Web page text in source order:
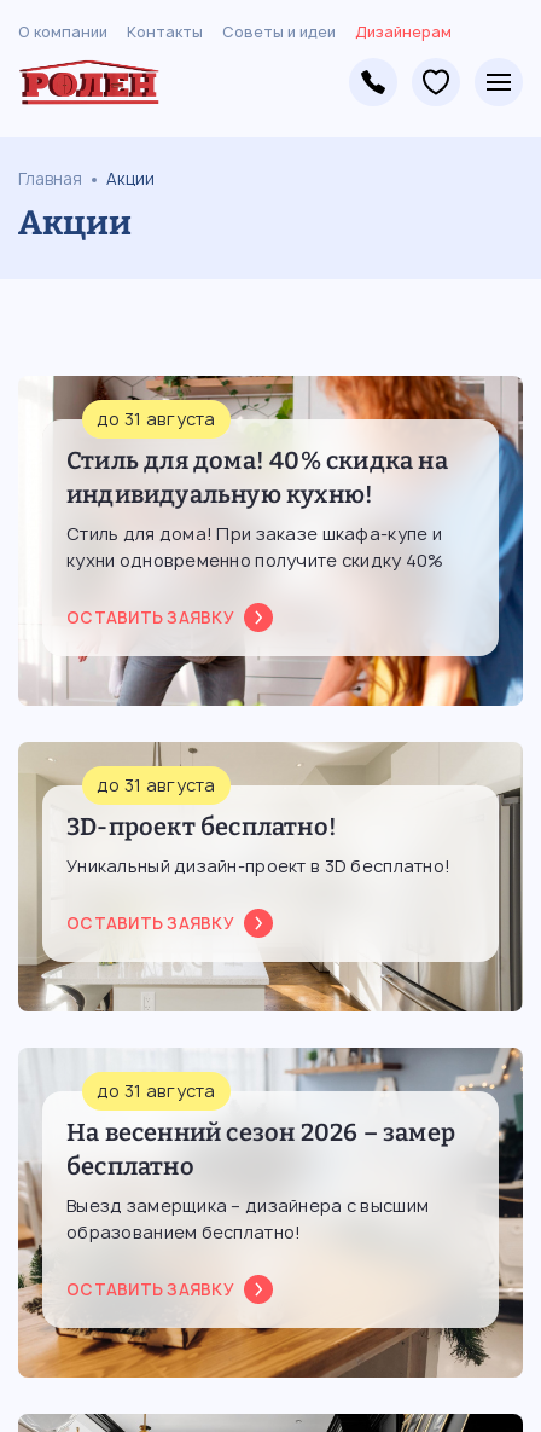
О компании Контакты Советы и идеи Дизайнерам
Главная Акции
Акции
до 31 августа
Стиль для дома! 40% скидка на
индивидуальную кухню!
Стиль для дома! При заказе шкафа-купе и
кухни одновременно получите скидку 40%
ОСТАВИТЬ ЗАЯВКУ
до 31 августа
3D-проект бесплатно!
Уникальный дизайн-проект в 3D бесплатно!
ОСТАВИТЬ ЗАЯВКУ
до 31 августа
На весенний сезон 2026 – замер
бесплатно
Выезд замерщика – дизайнера с высшим
образованием бесплатно!
ОСТАВИТЬ ЗАЯВКУ